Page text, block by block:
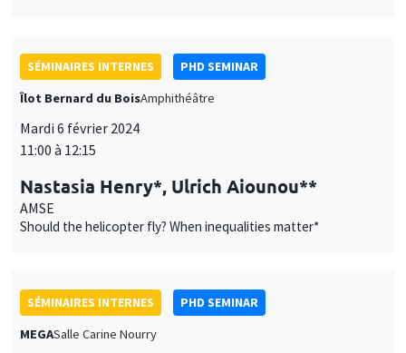
SÉMINAIRES INTERNES
PHD SEMINAR
Îlot Bernard du BoisAmphithéâtre
Mardi 6 février 2024
11:00 à 12:15
Nastasia Henry*, Ulrich Aiounou**
AMSE
Should the helicopter fly? When inequalities matter*
SÉMINAIRES INTERNES
PHD SEMINAR
MEGASalle Carine Nourry